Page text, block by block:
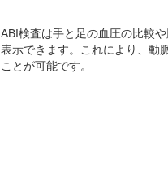
ABI検査は手と足の血圧の比較
表示できます。これにより、動
ことが可能です。